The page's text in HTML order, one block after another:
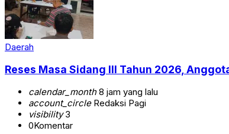
Daerah
Reses Masa Sidang III Tahun 2026,
calendar_month8 jam yang lalu
account_circleRedaksi Pagi
visibility3
0Komentar